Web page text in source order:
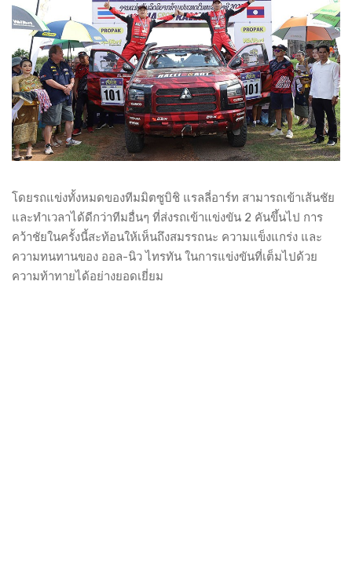
โดยรถแข่งทั้งหมดของทีมมิตซูบิชิ แรลลี่อาร์ท สามารถเข้าเส้นชัย
และทำเวลาได้ดีกว่าทีมอื่นๆ ที่ส่งรถเข้าแข่งขัน 2 คันขึ้นไป การ
คว้าชัยในครั้งนี้สะท้อนให้เห็นถึงสมรรถนะ ความแข็งแกร่ง และ
ความทนทานของ ออล-นิว ไทรทัน ในการแข่งขันที่เต็มไปด้วย
ความท้าทายได้อย่างยอดเยี่ยม